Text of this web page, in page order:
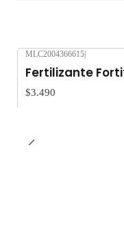
MLC2004366615|
Fertilizante
$3.490